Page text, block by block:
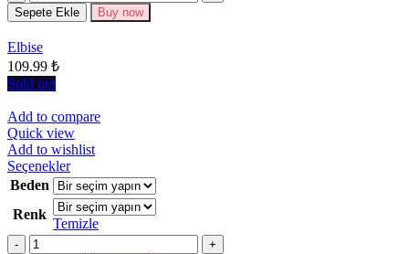
Seçenekler
Sepete Ekle Buy now
Elbise
109.99 ₺
Sold out
Add to compare
Quick view
Add to wishlist
SeçeneklerBu
ürünün
birden
fazla
varyasyonu
Beden
Renk
Temizle
Miktar